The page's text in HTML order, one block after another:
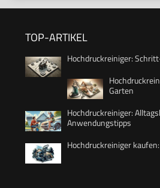
TOP-ARTIKEL
Hochdruckreiniger:
Garten
Hochdruckreiniger:
Anwendungstipps
Hochdruckreiniger